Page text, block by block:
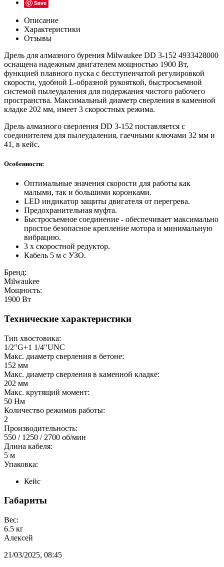
Save
Описание
Характеристики
Отзывы
Дрель для алмазного бурения Milwaukee DD 3-152 4933428000
оснащена надежным двигателем мощностью 1900 Вт,
функцией плавного пуска с бесступенчатой регулировкой
скорости, удобной L-образной рукояткой, быстросъемной
системой пылеудаления для подержания чистого рабочего
пространства. Максимальный диаметр сверления в каменной
кладке 202 мм, имеет 3 скоростных режима.
Дрель алмазного сверления DD 3-152 поставляется с
соединителем для пылеудаления, гаечными ключами 32 мм и
41, в кейс.
Особенности:
Оптимальные значения скорости для работы как
малыми, так и большими коронками.
LED индикатор защиты двигателя от перегрева.
Предохранительная муфта.
Быстросъемное соединение - обеспечивает максимально
простое безопасное крепление мотора и минимальную
вибрацию.
3 х скоростной редуктор.
Кабель 5 м с УЗО.
Бренд:
Milwaukee
Мощность:
1900 Вт
Технические характеристики
Тип хвостовика:
1/2"G+1 1/4"UNC
Макс. диаметр сверления в бетоне:
152 мм
Макс. диаметр сверления в каменной кладке:
202 мм
Макс. крутящий момент:
50 Нм
Количество режимов работы:
2
Производительность:
550 / 1250 / 2700 об/мин
Длина кабеля:
5 м
Упаковка:
Кейс
Габариты
Вес:
6.5 кг
Алексей
21/03/2025, 08:45